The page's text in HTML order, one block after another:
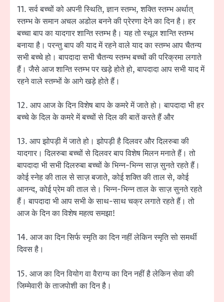
11. सर्व बच्चों को अपनी स्थिति, ज्ञान स्तम्भ, शक्ति स्तम्भ अर्थात्
स्तम्भ के समान अचल अडोल बनने की प्रेरणा देने का दिन है। हर
बच्चा बाप का यादगार शान्ति स्तम्भ है। यह तो स्थूल शान्ति स्तम्भ
बनाया है। परन्तु बाप की याद में रहने वाले याद का स्तम्भ आप चैतन्य
सभी बच्चे हो। बापदादा सभी चैतन्य स्तम्भ बच्चों की परिक्रमा लगाते
हैं। जैसे आज शान्ति स्तम्भ पर खड़े होते हो, बापदादा आप सभी याद में
रहने वाले स्तम्भों के आगे खड़े होते हैं।
12. आप आज के दिन विशेष बाप के कमरे में जाते हो। बापदादा भी हर
बच्चे के दिल के कमरे में बच्चों से दिल की बातें करते हैं और
13. आप झोपड़ी में जाते हो। झोपड़ी है दिलवर और दिलरुबा की
यादगार। दिलरुबा बच्चों से दिलवर बाप विशेष मिलन मनाते हैं। तो
बापदादा भी सभी दिलरुबा बच्चों के भिन्न-भिन्न साज़ सुनते रहते हैं।
कोई स्नेह की ताल से साज़ बजाते, कोई शक्ति की ताल से, कोई
आनन्द, कोई प्रेम की ताल से। भिन्न-भिन्न ताल के साज़ सुनते रहते
हैं। बापदादा भी आप सभी के साथ-साथ चक्र लगाते रहते हैं। तो
आज के दिन का विशेष महत्व समझा!
14. आज का दिन सिर्फ स्मृति का दिन नहीं लेकिन स्मृति सो समर्थी
दिवस है।
15. आज का दिन वियोग वा वैराग्य का दिन नहीं है लेकिन सेवा की
जिम्मेवारी के ताजपोशी का दिन है।